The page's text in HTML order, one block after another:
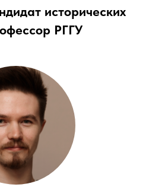
исторических
РГГУ